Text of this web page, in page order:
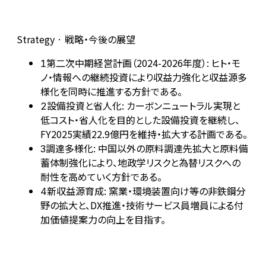
Strategy · 戦略・今後の展望
1第二次中期経営計画（2024-2026年度）: ヒト・モ
ノ・情報への継続投資により収益力強化と収益源多
様化を同時に推進する方針である。
2設備投資と省人化: カーボンニュートラル実現と
低コスト・省人化を目的とした設備投資を継続し、
FY2025実績22.9億円を維持・拡大する計画である。
3調達多様化: 中国以外の原料調達先拡大と原料備
蓄体制強化により、地政学リスクと為替リスクへの
耐性を高めていく方針である。
4新収益源育成: 窯業・環境装置向け等の非鉄鋼分
野の拡大と、DX推進・技術サービス員増員による付
加価値提案力の向上を目指す。